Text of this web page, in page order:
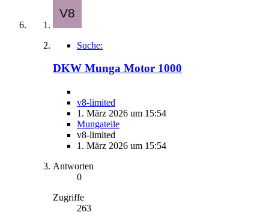
Suche:
DKW Munga Motor 1000
v8-limited
1. März 2026 um 15:54
Mungateile
v8-limited
1. März 2026 um 15:54
Antworten
0
Zugriffe
263